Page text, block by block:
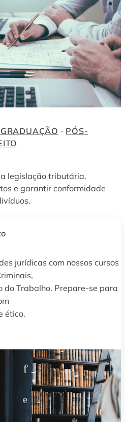
· PÓS-
legislação tributária.
e garantir conformidade
jurídicas com nossos cursos
do Trabalho. Prepare-se para
ético.